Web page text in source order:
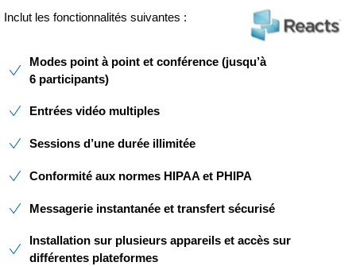
Inclut les fonctionnalités suivantes :
Modes point à point et conférence (jusqu’à
6 participants)
Entrées vidéo multiples
Sessions d’une durée illimitée
Conformité aux normes HIPAA et PHIPA
Messagerie instantanée et transfert sécurisé
Installation sur plusieurs appareils et accès sur
différentes plateformes